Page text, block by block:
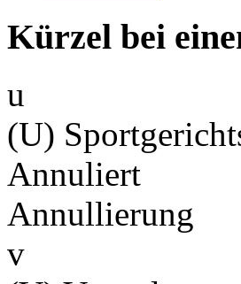
Kürzel bei
u
(U)
Annuliert
Annullierung
v